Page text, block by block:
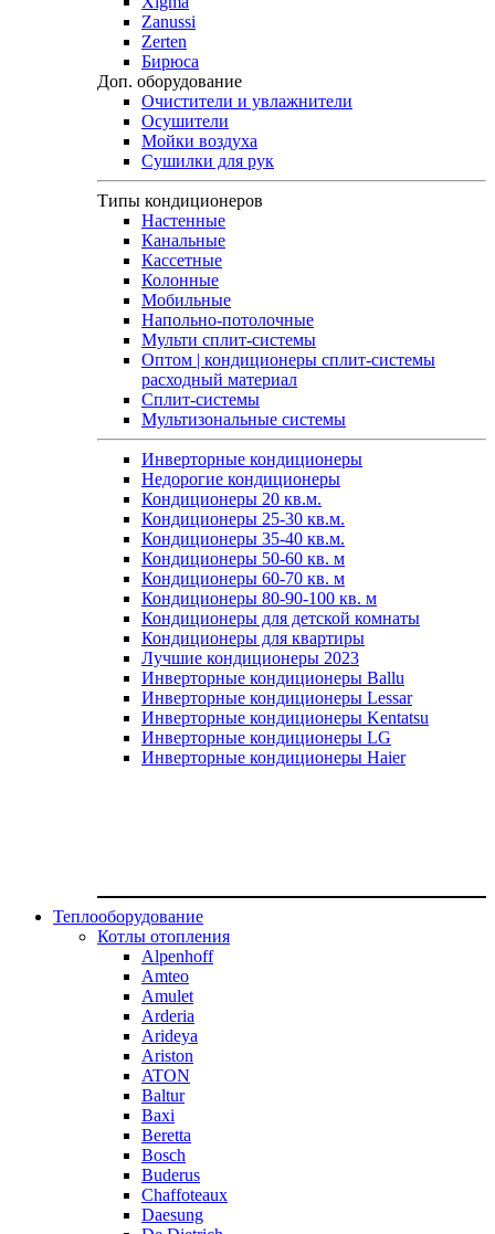
Zanussi
Zerten
Бирюса
Доп. оборудование
Очистители и увлажнители
Осушители
Мойки воздуха
Сушилки для рук
Типы кондиционеров
Настенные
Канальные
Кассетные
Колонные
Мобильные
Напольно-потолочные
Мульти сплит-системы
Оптом | кондиционеры сплит-системы
расходный материал
Сплит-системы
Мультизональные системы
Инверторные кондиционеры
Недорогие кондиционеры
Кондиционеры 20 кв.м.
Кондиционеры 25-30 кв.м.
Кондиционеры 35-40 кв.м.
Кондиционеры 50-60 кв. м
Кондиционеры 60-70 кв. м
Кондиционеры 80-90-100 кв. м
Кондиционеры для детской комнаты
Кондиционеры для квартиры
Лучшие кондиционеры 2023
Инверторные кондиционеры Ballu
Инверторные кондиционеры Lessar
Инверторные кондиционеры Kentatsu
Инверторные кондиционеры LG
Инверторные кондиционеры Haier
Теплооборудование
Котлы отопления
Alpenhoff
Amteo
Amulet
Arderia
Arideya
Ariston
ATON
Baltur
Baxi
Beretta
Bosch
Buderus
Chaffoteaux
Daesung